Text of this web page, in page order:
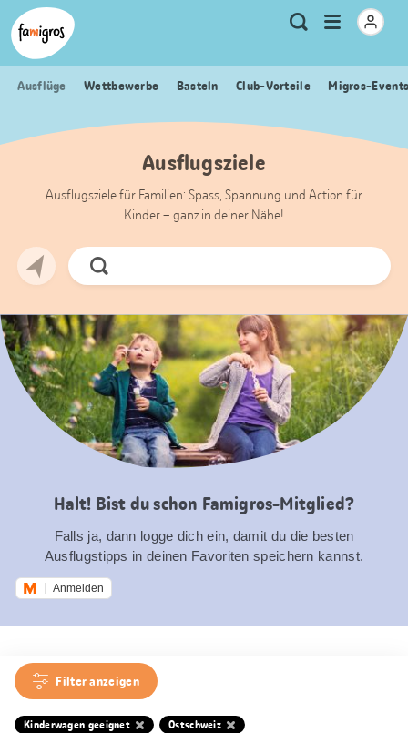
Sprungmarken
Navigation
Header
Logo
Meta
Navigation
Suche
Menu
öffnen
Ausflüge Wettbewerbe Basteln Club-Vorteile Migros-
Ausflugsziele
Ausflugsziele für Familien: Spass, Spannung und Action für
Kinder – ganz in deiner Nähe!
Jetzt
Suchen
Halt! Bist du schon Famigros-Mitglied?
Falls ja, dann logge dich ein, damit du die besten
Ausflugstipps in deinen Favoriten speichern kannst.
Anmelden
Filter anzeigen
Kinderwagen geeignet Ostschweiz